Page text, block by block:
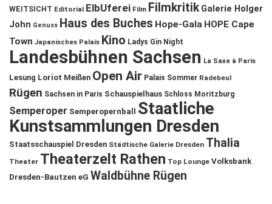
WEITSICHT Editorial ElbUferei Film Filmkritik Galerie Holger
John Genuss Haus des Buches Hope-Gala HOPE Cape
Town Japanisches Palais Kino Ladys Gin Night
Landesbühnen Sachsen La Saxe à Paris
Lesung Loriot Meißen Open Air Palais Sommer Radebeul
Rügen Sachsen in Paris Schauspielhaus Schloss Moritzburg
Semperoper Semperopernball
Staatliche
Kunstsammlungen Dresden
Staatsschauspiel Dresden Städtische Galerie Dresden Thalia
Theater Theaterzelt Rathen Top Lounge Volksbank
Dresden-Bautzen eG Waldbühne Rügen